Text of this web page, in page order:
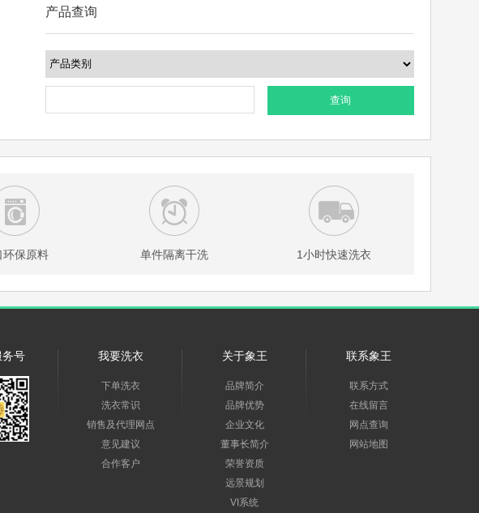
产品查询
查询
环保原料 单件隔离干洗 1小时快速洗衣
号 我要洗衣
下单洗衣
洗衣常识
销售及代理网点
意见建议
合作客户
关于象王
品牌简介
品牌优势
企业文化
董事长简介
荣誉资质
远景规划
VI系统
联系象王
联系方式
在线留言
网点查询
网站地图